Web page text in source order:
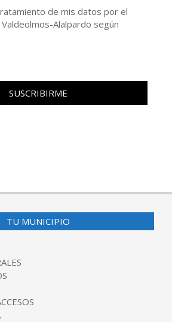
de mis datos por el
Alalpardo según
TU MUNICIPIO